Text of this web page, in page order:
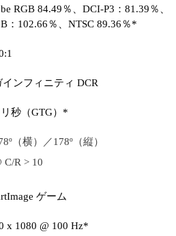
RGB 84.49％、DCI-P3：81.39％、
：102.66％、NTSC 89.36％*
インフィニティ DCR
秒（GTG）*
（横）／178º（縦）
C/R > 10
ゲーム
x 1080 @ 100 Hz*